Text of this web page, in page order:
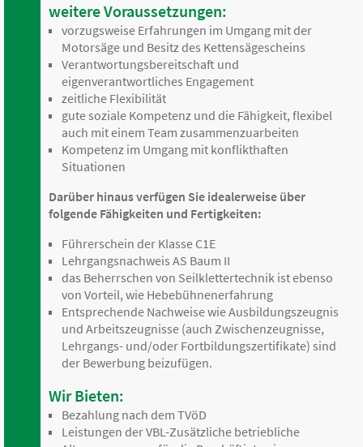
weitere Voraussetzungen:
vorzugsweise Erfahrungen im Umgang mit der
Motorsäge und Besitz des Kettensägescheins
Verantwortungsbereitschaft und
eigenverantwortliches Engagement
zeitliche Flexibilität
gute soziale Kompetenz und die Fähigkeit, flexibel
auch mit einem Team zusammenzuarbeiten
Kompetenz im Umgang mit konflikthaften
Situationen
Darüber hinaus verfügen Sie idealerweise über
folgende Fähigkeiten und Fertigkeiten:
Führerschein der Klasse C1E
Lehrgangsnachweis AS Baum II
das Beherrschen von Seilklettertechnik ist ebenso
von Vorteil, wie Hebebühnenerfahrung
Entsprechende Nachweise wie Ausbildungszeugnis
und Arbeitszeugnisse (auch Zwischenzeugnisse,
Lehrgangs- und/oder Fortbildungszertifikate) sind
der Bewerbung beizufügen.
Wir Bieten:
Bezahlung nach dem TVöD
Leistungen der VBL-Zusätzliche betriebliche